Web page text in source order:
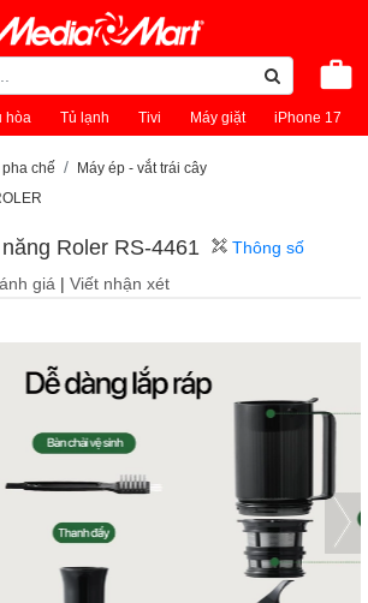
hòa Tủ lạnh Tivi Máy giặt iPhone 17
chế
Máy ép - vắt trái cây
Roler RS-4461
giá | Viết nhận xét
Thông số